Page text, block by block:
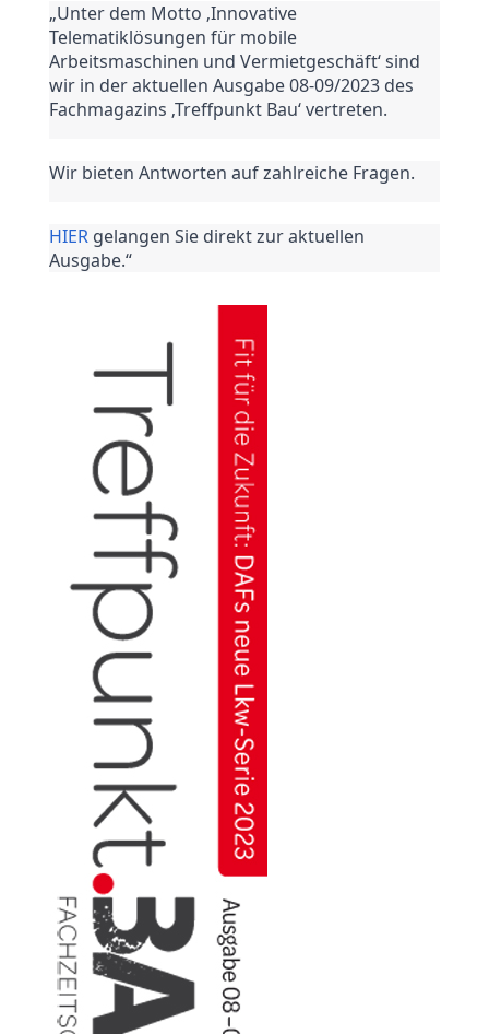
„Unter dem Motto ‚Innovative
Telematiklösungen für mobile
Arbeitsmaschinen und Vermietgeschäft‘ sind
wir in der aktuellen Ausgabe 08-09/2023 des
Fachmagazins ‚Treffpunkt Bau‘ vertreten.
Wir bieten Antworten auf zahlreiche Fragen.
HIER gelangen Sie direkt zur aktuellen
Ausgabe.“